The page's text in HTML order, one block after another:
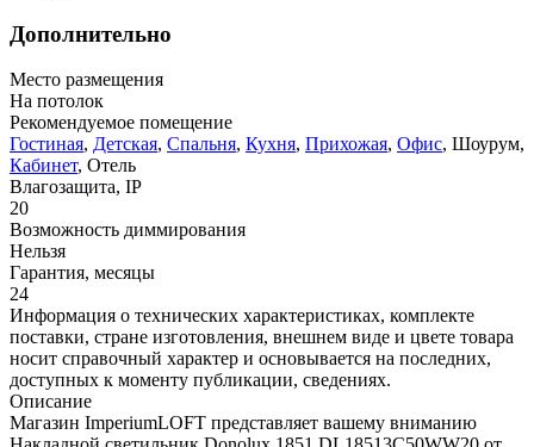
Дополнительно
Место размещения
На потолок
Рекомендуемое помещение
Гостиная, Детская, Спальня, Кухня, Прихожая, Офис, Шоурум,
Кабинет, Отель
Влагозащита, IP
20
Возможность диммирования
Нельзя
Гарантия, месяцы
24
Информация о технических характеристиках, комплекте
поставки, стране изготовления, внешнем виде и цвете товара
носит справочный характер и основывается на последних,
доступных к моменту публикации, сведениях.
Описание
Магазин ImperiumLOFT представляет вашему вниманию